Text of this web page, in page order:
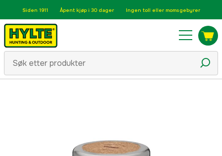
Siden 1911 Åpent kjøp i 30 dager Ingen toll eller momsgebyrer